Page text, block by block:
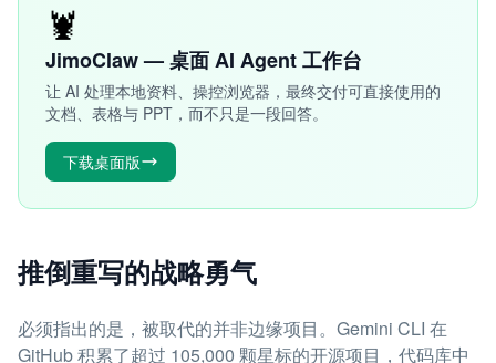
🦞
JimoClaw — 桌面 AI Agent 工作台
让 AI 处理本地资料、操控浏览器，最终交付可直接使用的
文档、表格与 PPT，而不只是一段回答。
下载桌面版
推倒重写的战略勇气
必须指出的是，被取代的并非边缘项目。Gemini CLI 在
GitHub 积累了超过 105,000 颗星标的开源项目，代码库中